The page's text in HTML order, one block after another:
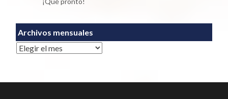
Archivos mensuales
Archivos